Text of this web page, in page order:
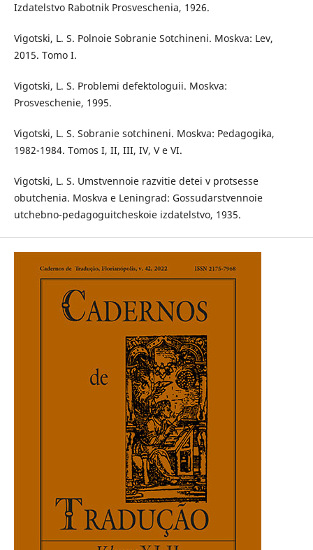
Izdatelstvo Rabotnik Prosveschenia, 1926.
Vigotski, L. S. Polnoie Sobranie Sotchineni. Moskva: Lev,
2015. Tomo I.
Vigotski, L. S. Problemi defektologuii. Moskva:
Prosveschenie, 1995.
Vigotski, L. S. Sobranie sotchineni. Moskva: Pedagogika,
1982-1984. Tomos I, II, III, IV, V e VI.
Vigotski, L. S. Umstvennoie razvitie detei v protsesse
obutchenia. Moskva e Leningrad: Gossudarstvennoie
utchebno-pedagoguitcheskoie izdatelstvo, 1935.